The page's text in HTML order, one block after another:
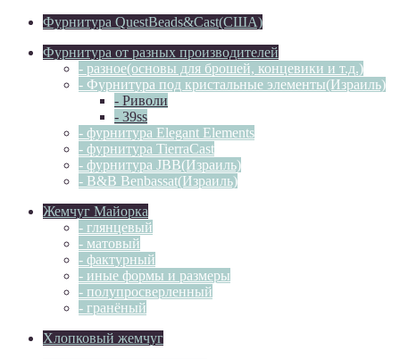
Фурнитура QuestBeads&Cast(США)
Фурнитура от разных производителей
- разное(основы для брошей, концевики и т.д.)
- Фурнитура под кристальные элементы(Израиль)
- Риволи
- 39ss
- фурнитура Elegant Elements
- фурнитура TierraCast
- фурнитура JBB(Израиль)
- B&B Benbassat(Израиль)
Жемчуг Майорка
- глянцевый
- матовый
- фактурный
- иные формы и размеры
- полупросверленный
- гранёный
Хлопковый жемчуг